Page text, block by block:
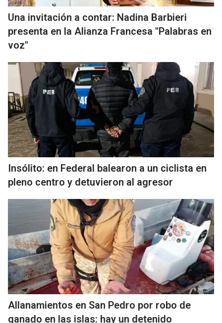
Una invitación a contar: Nadina Barbieri
presenta en la Alianza Francesa "Palabras en
voz"
Insólito: en Federal balearon a un ciclista en
pleno centro y detuvieron al agresor
Allanamientos en San Pedro por robo de
ganado en las islas: hay un detenido